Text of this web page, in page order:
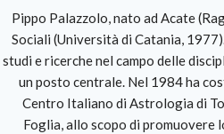
Pippo Palazzolo, nato ad Acate
Sociali (Università di Catania,
studi e ricerche nel campo delle
un posto centrale. Nel 1984 ha
Centro Italiano di Astrologia di
Foglia, allo scopo di promuovere